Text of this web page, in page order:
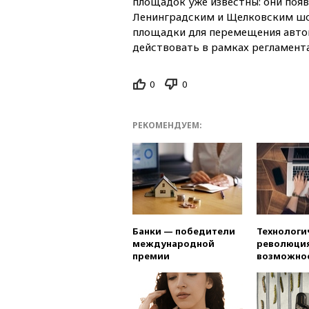
Ленинградским и Щелковским
площадки для перемещения
действовать в рамках
0 0
РЕКОМЕНДУЕМ:
Банки — победители
международной
премии